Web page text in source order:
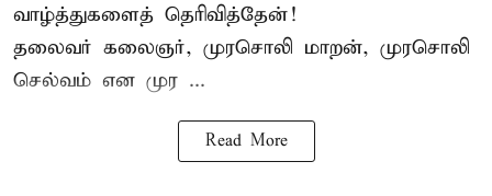
வாழ்த்துகளைத் தெரிவித்தேன்!
தலைவர் கலைஞர், முரசொலி மாறன், முரசொலி
செல்வம் என முர ...
Read More